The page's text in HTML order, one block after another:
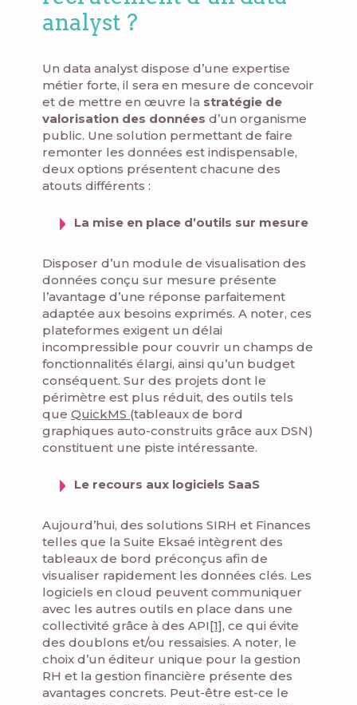
analyst ?
Un data analyst dispose d’une expertise
métier forte, il sera en mesure de concevoir
et de mettre en œuvre la stratégie de
valorisation des données d’un organisme
public. Une solution permettant de faire
remonter les données est indispensable,
deux options présentent chacune des
atouts différents :
La mise en place d’outils sur mesure
Disposer d’un module de visualisation des
données conçu sur mesure présente
l’avantage d’une réponse parfaitement
adaptée aux besoins exprimés. A noter, ces
plateformes exigent un délai
incompressible pour couvrir un champs de
fonctionnalités élargi, ainsi qu’un budget
conséquent. Sur des projets dont le
périmètre est plus réduit, des outils tels
que QuickMS (tableaux de bord
graphiques auto-construits grâce aux DSN)
constituent une piste intéressante.
Le recours aux logiciels SaaS
Aujourd’hui, des solutions SIRH et Finances
telles que la Suite Eksaé intègrent des
tableaux de bord préconçus afin de
visualiser rapidement les données clés. Les
logiciels en cloud peuvent communiquer
avec les autres outils en place dans une
collectivité grâce à des API[1], ce qui évite
des doublons et/ou ressaisies. A noter, le
choix d’un éditeur unique pour la gestion
RH et la gestion financière présente des
avantages concrets. Peut-être est-ce le